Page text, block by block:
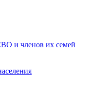
и членов их семей